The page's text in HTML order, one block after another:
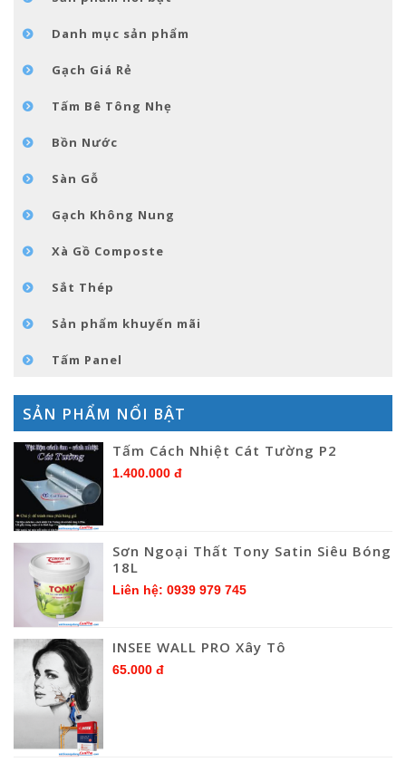
LIÊN HỆDanh mục sản phẩm
Gạch Giá Rẻ
Tấm Bê Tông Nhẹ
Bồn Nước
Sàn Gỗ
Gạch Không Nung
Xà Gồ Composte
Sắt Thép
Sản phẩm khuyến mãi
Tấm Panel
SẢN PHẨM NỔI BẬT
Tấm Cách Nhiệt Cát Tường P2
1.400.000 đ
Sơn Ngoại Thất Tony Satin Siêu Bóng
18L
Liên hệ: 0939 979 745
INSEE WALL PRO Xây Tô
65.000 đ